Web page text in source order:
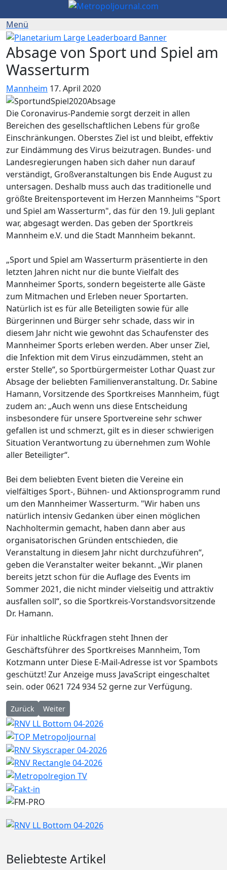
Absage von Sport und Spiel am
Wasserturm
Mannheim 17. April 2020
Die Coronavirus-Pandemie sorgt derzeit in allen
Bereichen des gesellschaftlichen Lebens für große
Einschränkungen. Oberstes Ziel ist und bleibt, effektiv
zur Eindämmung des Virus beizutragen. Bundes- und
Landesregierungen haben sich daher nun darauf
verständigt, Großveranstaltungen bis Ende August zu
untersagen. Deshalb muss auch das traditionelle und
größte Breitensportevent im Herzen Mannheims "Sport
und Spiel am Wasserturm", das für den 19. Juli geplant
war, abgesagt werden. Das geben der Sportkreis
Mannheim e.V. und die Stadt Mannheim bekannt.
„Sport und Spiel am Wasserturm präsentierte in den
letzten Jahren nicht nur die bunte Vielfalt des
Mannheimer Sports, sondern begeisterte alle Gäste
zum Mitmachen und Erleben neuer Sportarten.
Natürlich ist es für alle Beteiligten sowie für alle
Bürgerinnen und Bürger sehr schade, dass wir in
diesem Jahr nicht wie gewohnt das Schaufenster des
Mannheimer Sports erleben werden. Aber unser Ziel,
die Infektion mit dem Virus einzudämmen, steht an
erster Stelle“, so Sportbürgermeister Lothar Quast zur
Absage der beliebten Familienveranstaltung. Dr. Sabine
Hamann, Vorsitzende des Sportkreises Mannheim, fügt
zudem an: „Auch wenn uns diese Entscheidung
insbesondere für unsere Sportvereine sehr schwer
gefallen ist und schmerzt, gilt es in dieser schwierigen
Situation Verantwortung zu übernehmen zum Wohle
aller Beteiligter“.
Bei dem beliebten Event bieten die Vereine ein
vielfältiges Sport-, Bühnen- und Aktionsprogramm rund
um den Mannheimer Wasserturm. "Wir haben uns
natürlich intensiv Gedanken über einen möglichen
Nachholtermin gemacht, haben dann aber aus
organisatorischen Gründen entschieden, die
Veranstaltung in diesem Jahr nicht durchzuführen“,
geben die Veranstalter weiter bekannt. „Wir planen
bereits jetzt schon für die Auflage des Events im
Sommer 2021, die nicht minder vielseitig und attraktiv
ausfallen soll“, so die Sportkreis-Vorstandsvorsitzende
Dr. Hamann.
Für inhaltliche Rückfragen steht Ihnen der
Geschäftsführer des Sportkreises Mannheim, Tom
Kotzmann unter Diese E-Mail-Adresse ist vor Spambots
geschützt! Zur Anzeige muss JavaScript eingeschaltet
sein. oder 0621 724 934 52 gerne zur Verfügung.
Vorheriger Beitrag: 43. Aktuelle Meldung zu Corona
Zurück Nächster Beitrag: 42. Aktuelle Meldung zu Corona
Weiter
Beliebteste Artikel